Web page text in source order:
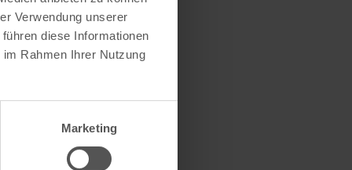
Verwendung unserer
diese Informationen
Rahmen Ihrer Nutzung
Marketing